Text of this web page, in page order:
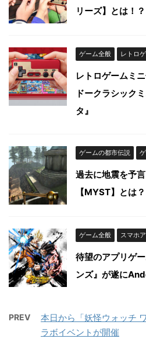
リーズ】とは！？
ゲーム全般 レトロ
レトロゲームミ
ドークラシック
タ』
ゲームの都市伝説
過去に地震を予
【MYST】とは？
ゲーム全般 スマホ
待望のアプリゲ
ンズ』が遂に
PREV
本日から「妖怪ウォッチ
ラボイベントが開催